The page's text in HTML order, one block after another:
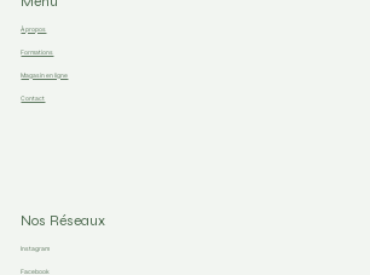
À propos
Formations
Magasin en ligne
Contact
Nos Réseaux
Instagram
Facebook